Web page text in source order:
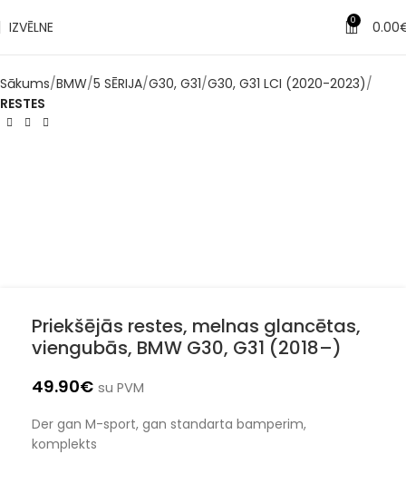
IZVĒLNE 0 0.00
Sākums BMW 5 SĒRIJA G30, G31 G30, G31 LCI (2020-2023)
RESTES
Priekšējās restes, melnas glancētas,
viengubās, BMW G30, G31 (2018–)
49.90€ su PVM
Der gan M-sport, gan standarta bamperim,
komplekts